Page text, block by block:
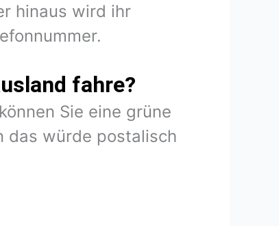
hinaus wird ihr
fahre?
Sie eine grüne
das würde postalisch